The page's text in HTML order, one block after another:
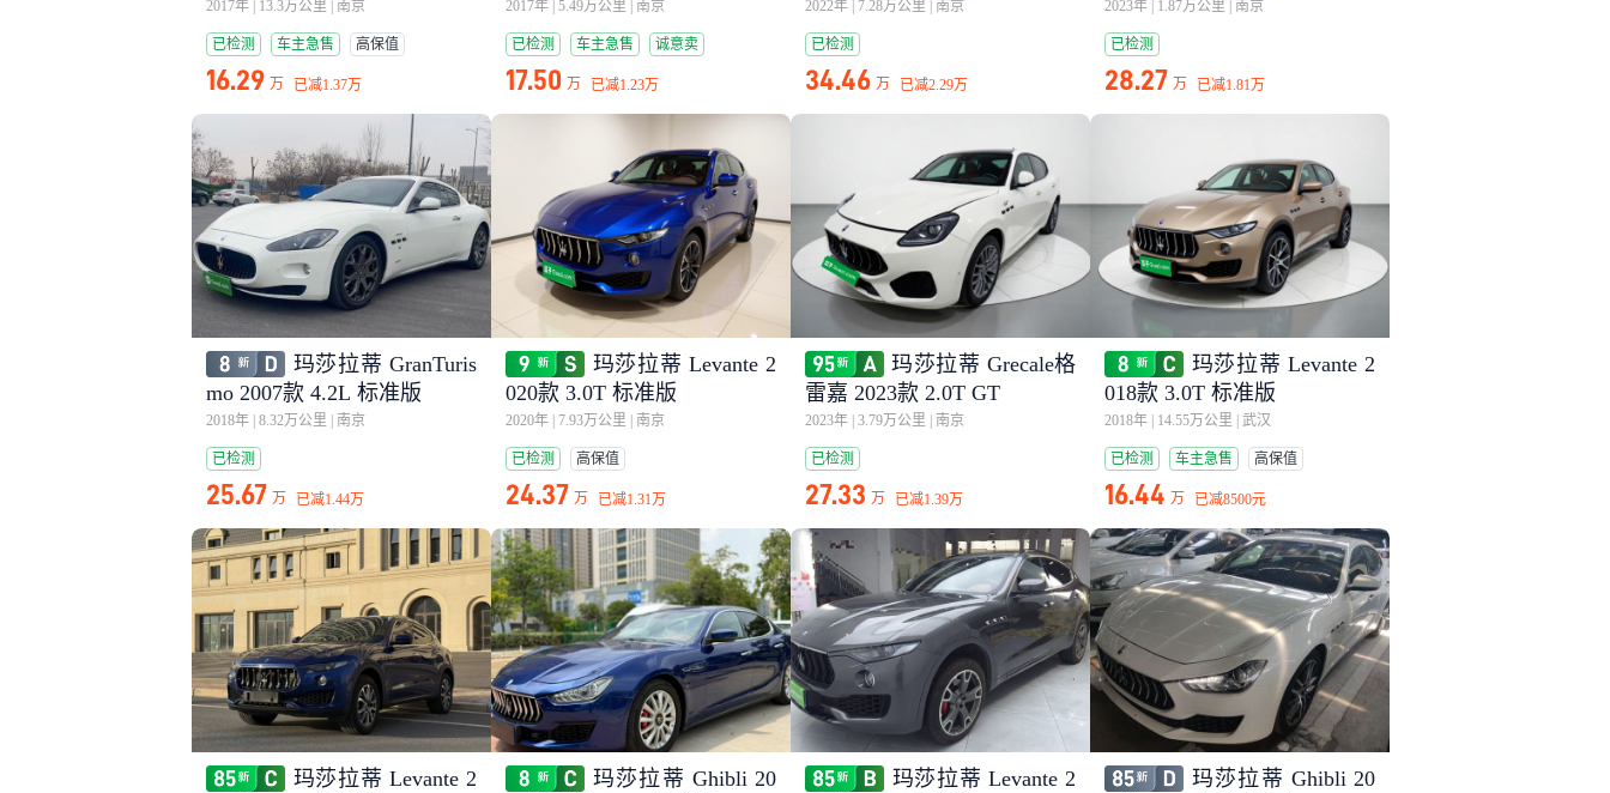
2017年 13.3万公里 南京
已检测 车主急售 高保值
16.29 万 已减1.37万
2017年 5.49万公里 南京
已检测 车主急售
诚意卖
高保值
17.50 万 已减1.23万
2022年 7.28万公里 南京
已检测
34.46 万 已减2.29万
2023年 1.87万公里 南京
已检测
28.27 万 已减1.81万
玛莎拉蒂 GranTuris
mo 2007款 4.2L 标准版
2018年 8.32万公里 南京
已检测
25.67 万 已减1.44万
玛莎拉蒂 Levante 2
020款 3.0T 标准版
2020年 7.93万公里 南京
已检测 高保值
24.37 万 已减1.31万
玛莎拉蒂 Grecale格
雷嘉 2023款 2.0T GT
2023年 3.79万公里 南京
已检测
27.33 万 已减1.39万
玛莎拉蒂 Levante 2
018款 3.0T 标准版
2018年 14.55万公里 武汉
已检测 车主急售 高保值
16.44 万 已减8500元
玛莎拉蒂 Levante 2
玛莎拉蒂 Ghibli 20
玛莎拉蒂 Levante 2
玛莎拉蒂 Ghibli 20